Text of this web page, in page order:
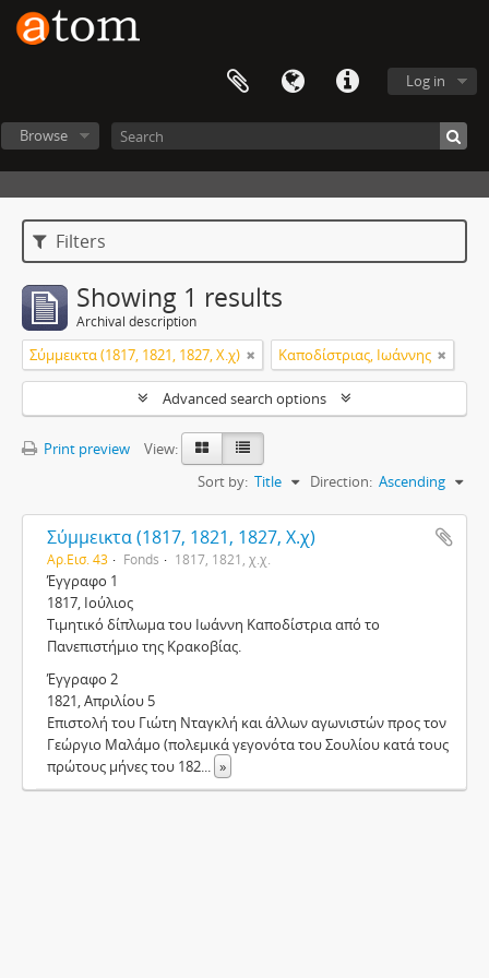
Log in
Browse
Filters
Showing 1 results
Archival description
Σύμμεικτα (1817, 1821, 1827, Χ.χ) Καποδίστριας, Ιωάννης
Advanced search options
Print preview
View:
Sort by: Title Direction: Ascending
Σύμμεικτα (1817, 1821, 1827, Χ.χ)
Αρ.Εισ. 43 Fonds 1817, 1821, χ.χ.
Έγγραφο 1
1817, Ιούλιος
Τιμητικό δίπλωμα του Ιωάννη Καποδίστρια από το
Πανεπιστήμιο της Κρακοβίας.
Έγγραφο 2
1821, Απριλίου 5
Επιστολή του Γιώτη Νταγκλή και άλλων αγωνιστών προς τον
Γεώργιο Μαλάμο (πολεμικά γεγονότα του Σουλίου κατά τους
πρώτους μήνες του 182... »